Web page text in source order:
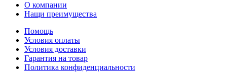
О компании
Нащи преимущества
Помощь
Условия оплаты
Условия доставки
Гарантия на товар
Политика конфиденциальности